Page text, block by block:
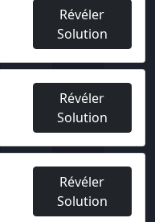
Révéler
Solution
Révéler
Solution
Révéler
Solution